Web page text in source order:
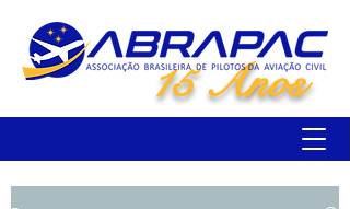
15 Anos